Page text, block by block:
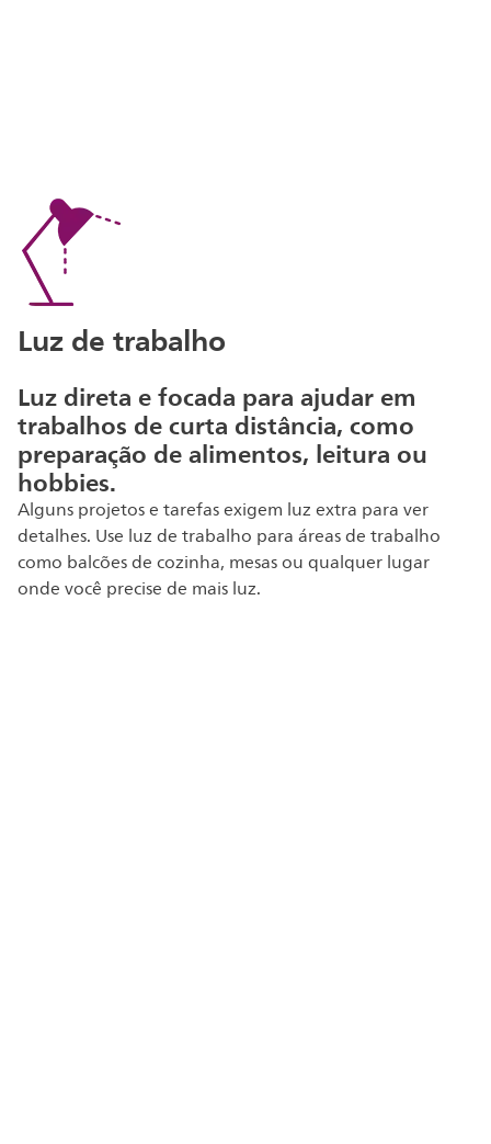
Luz de trabalho
Luz direta e focada para ajudar em
trabalhos de curta distância, como
preparação de alimentos, leitura ou
hobbies.
Alguns projetos e tarefas exigem luz extra para ver
detalhes. Use luz de trabalho para áreas de trabalho
como balcões de cozinha, mesas ou qualquer lugar
onde você precise de mais luz.